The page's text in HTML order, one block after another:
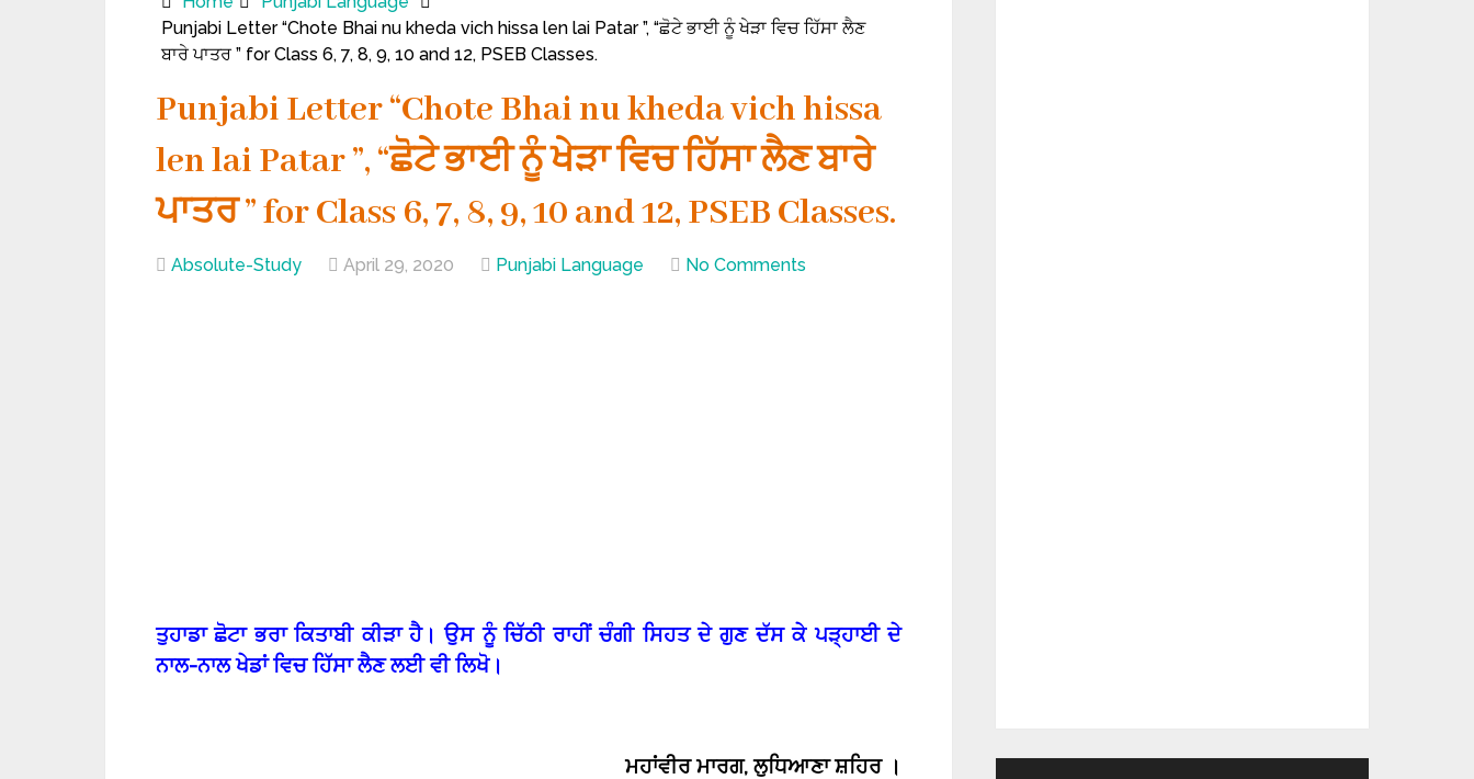
Punjabi Letter “Chote Bhai nu kheda vich hissa len lai Patar ”, “ਛੋਟੇ ਭਾਈ ਨੂੰ ਖੇੜਾ ਵਿਚ ਹਿੱਸਾ ਲੈਣ
ਬਾਰੇ ਪਾਤਰ ” for Class 6, 7, 8, 9, 10 and 12, PSEB Classes.
Punjabi Letter “Chote Bhai nu kheda vich hissa
len lai Patar ”, “ਛੋਟੇ ਭਾਈ ਨੂੰ ਖੇੜਾ ਵਿਚ ਹਿੱਸਾ ਲੈਣ ਬਾਰੇ
ਪਾਤਰ ” for Class 6, 7, 8, 9, 10 and 12, PSEB Classes.
Absolute-Study April 29, 2020 Punjabi Language No Comments
ਤੁਹਾਡਾ ਛੋਟਾ ਭਰਾ ਕਿਤਾਬੀ ਕੀੜਾ ਹੈ। ਉਸ ਨੂੰ ਚਿੱਠੀ ਰਾਹੀਂ ਚੰਗੀ ਸਿਹਤ ਦੇ ਗੁਣ ਦੱਸ ਕੇ ਪੜ੍ਹਾਈ ਦੇ
ਨਾਲ-ਨਾਲ ਖੇਡਾਂ ਵਿਚ ਹਿੱਸਾ ਲੈਣ ਲਈ ਵੀ ਲਿਖੋ।
ਮਹਾਂਵੀਰ ਮਾਰਗ,ਲੁਧਿਆਣਾ ਸ਼ਹਿਰ ।